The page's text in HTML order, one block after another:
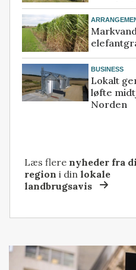
BUSINESS
Lokalt
løfte
Norden
Læs flere nyheder fra
region i dinlokale
landbrugsavis